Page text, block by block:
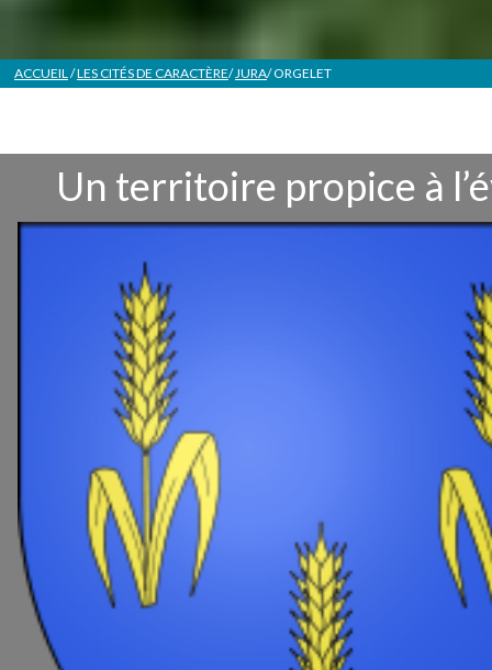
ACCUEIL/LES CITÉS DE CARACTÈRE/JURA/ORGELET
Un territoire propice à